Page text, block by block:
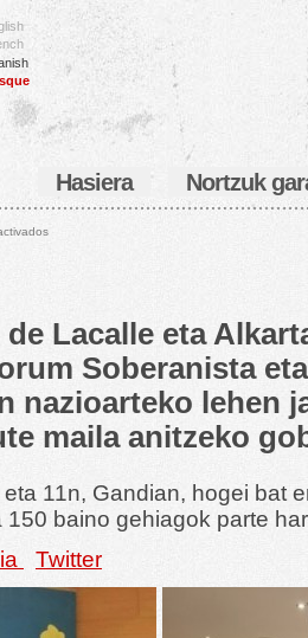
Hasiera Nortzuk
Lacalle eta
Soberanista
nazioarteko lehen
maila anitzeko
11n, Gandian, hogei bat
150 baino gehiagok parte
Twitter